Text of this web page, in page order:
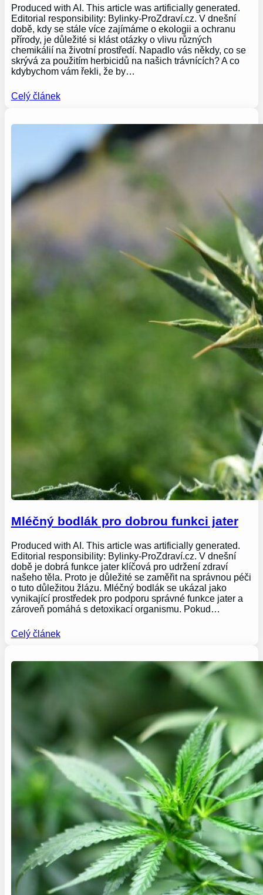
Produced with AI. This article was artificially generated.
Editorial responsibility: Bylinky-ProZdraví.cz. V dnešní
době, kdy se stále více zajímáme o ekologii a ochranu
přírody, je důležité si klást otázky o vlivu různých
chemikálií na životní prostředí. Napadlo vás někdy, co se
skrývá za použitím herbicidů na našich trávnících? A co
kdybychom vám řekli, že by…
Celý článek
Mléčný bodlák pro dobrou funkci jater
Produced with AI. This article was artificially generated.
Editorial responsibility: Bylinky-ProZdraví.cz. V dnešní
době je dobrá funkce jater klíčová pro udržení zdraví
našeho těla. Proto je důležité se zaměřit na správnou péči
o tuto důležitou žlázu. Mléčný bodlák se ukázal jako
vynikající prostředek pro podporu správné funkce jater a
zároveň pomáhá s detoxikací organismu. Pokud…
Celý článek